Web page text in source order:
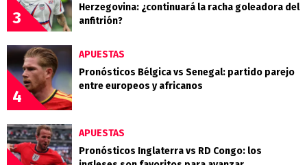
3
Herzegovina: ¿continuará la racha goleadora del
anfitrión?
4
APUESTAS
Pronósticos Bélgica vs Senegal: partido parejo
entre europeos y africanos
APUESTAS
Pronósticos Inglaterra vs RD Congo: los